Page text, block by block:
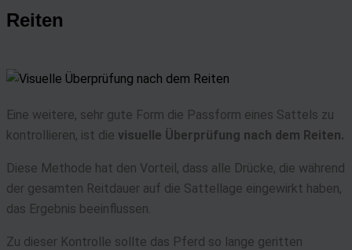
Reiten
Eine weitere, sehr gute Form die Passform eines Sattels zu
kontrollieren, ist die visuelle Überprüfung nach dem Reiten.
Diese Methode hat den Vorteil, dass alle Drücke, die während
der gesamten Reitdauer auf die Sattellage eingewirkt haben,
das Ergebnis beeinflussen.
Zu dieser Kontrolle sollte das Pferd so lange geritten